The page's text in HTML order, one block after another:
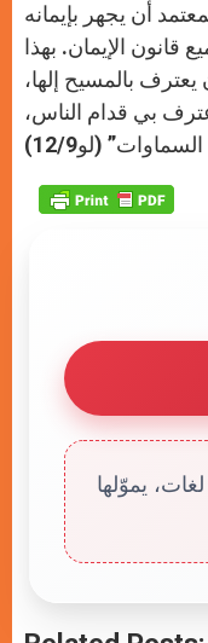
أن يجهر بإيمانه
قانون الإيمان. بهذا
بالمسيح إلها،
بي قدام الناس،
يموّلها